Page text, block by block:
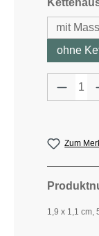
mit
ohne
Zum
1,9 x 1,1 cm,